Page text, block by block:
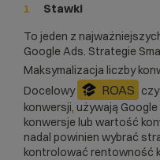
Stawki
To jeden z
Google Ads. Strategie
Maksymalizacja liczby
Docelowy
ROAS
konwersji, używają
konwersje lub wartość
nadal powinien wybrać
kontrolować rentowność